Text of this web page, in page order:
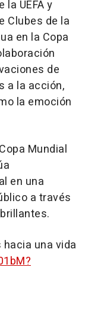
UEFA y
Clubes de la
en la Copa
de
a la acción,
la emoción
Mundial
en una
a través
una vida